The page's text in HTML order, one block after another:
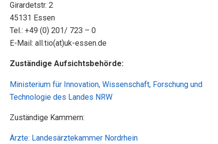
Girardetstr. 2
45131 Essen
Tel.: +49 (0) 201/ 723 – 0
E-Mail: all.tio(at)uk-essen.de
Zuständige Aufsichtsbehörde:
Ministerium für Innovation, Wissenschaft, Forschung und
Technologie des Landes NRW
Zuständige Kammern:
Ärzte: Landesärztekammer Nordrhein